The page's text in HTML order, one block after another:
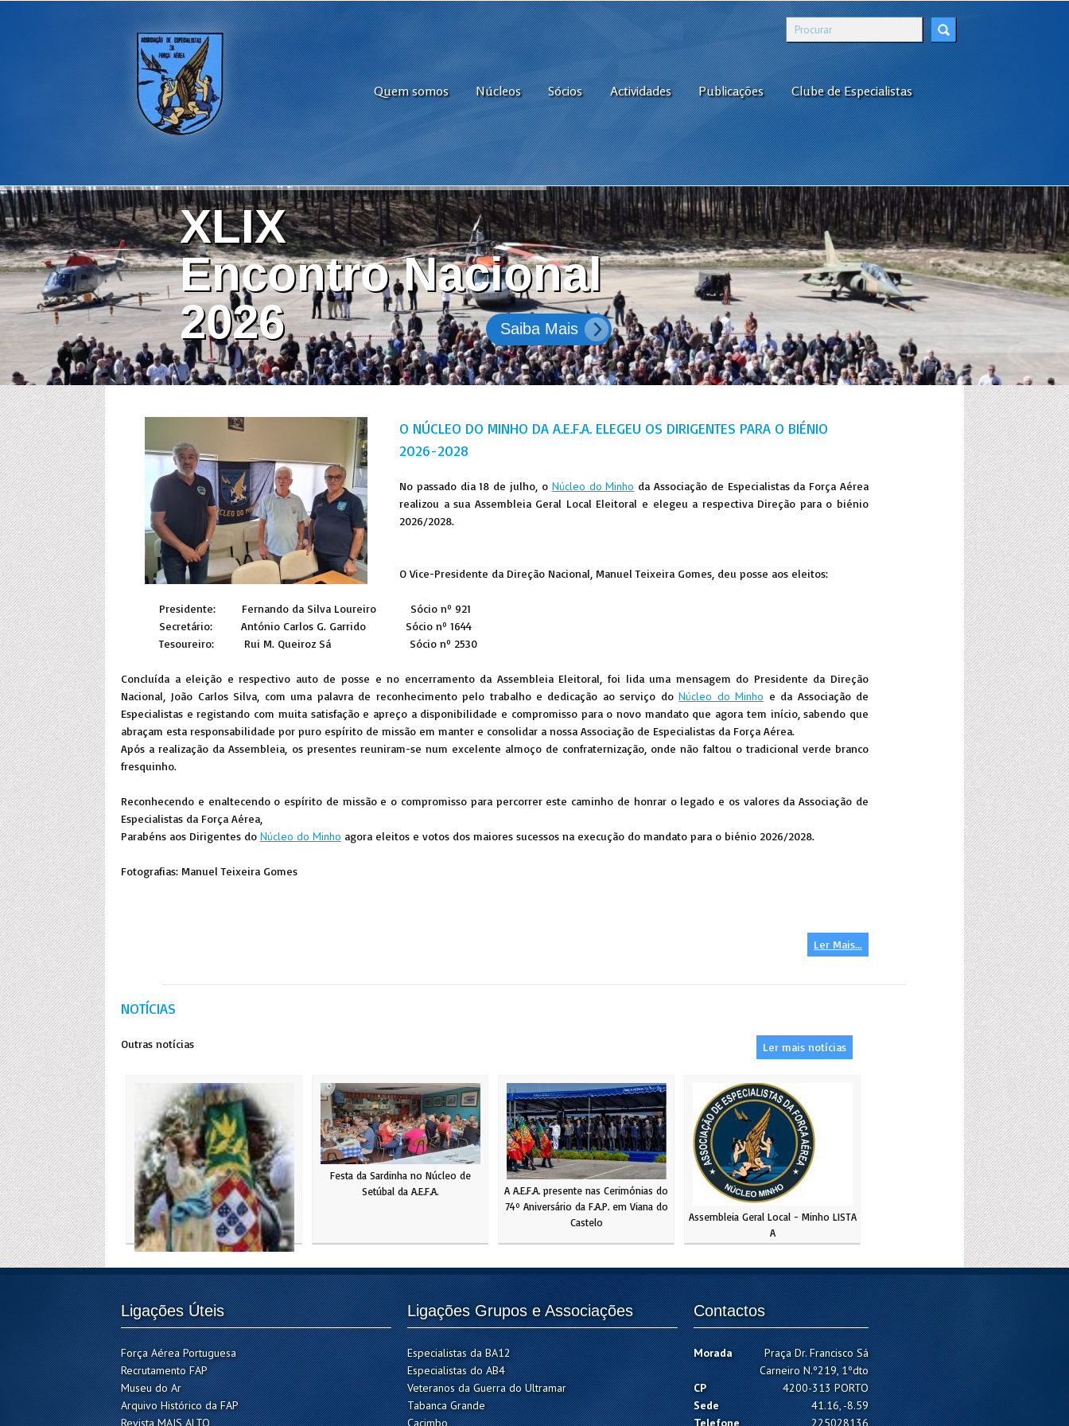
Quem somos Núcleos Sócios Actividades Publicações Clube de Especialistas
XLIX
Encontro Nacional
2026
Saiba Mais
O NÚCLEO DO MINHO DA A.E.F.A. ELEGEU OS DIRIGENTES PARA O BIÉNIO
2026-2028
No passado dia 18 de julho, o Núcleo do Minho da Associação de Especialistas da Força Aérea
realizou a sua Assembleia Geral Local Eleitoral e elegeu a respectiva Direção para o biénio
2026/2028.
O Vice-Presidente da Direção Nacional, Manuel Teixeira Gomes, deu posse aos eleitos:
Presidente: Fernando da Silva Loureiro Sócio nº 921
Secretário: António Carlos G. Garrido Sócio nº 1644
Tesoureiro: Rui M. Queiroz Sá Sócio nº 2530
Concluída a eleição e respectivo auto de posse e no encerramento da Assembleia Eleitoral, foi lida uma mensagem do Presidente da Direção
Nacional, João Carlos Silva, com uma palavra de reconhecimento pelo trabalho e dedicação ao serviço doNúcleo do Minho e da Associação de
Especialistas e registando com muita satisfação e apreço a disponibilidade e compromisso para o novo mandato que agora tem início, sabendo que
abraçam esta responsabilidade por puro espírito de missão em manter e consolidar a nossa Associação de Especialistas da Força Aérea.
Após a realização da Assembleia, os presentes reuniram-se num excelente almoço de confraternização, onde não faltou o tradicional verde branco
fresquinho.
Reconhecendo e enaltecendo o espírito de missão e o compromisso para percorrer este caminho de honrar o legado e os valores da Associação de
Especialistas da Força Aérea,
Parabéns aos Dirigentes do Núcleo do Minho agora eleitos e votos dos maiores sucessos na execução do mandato para o biénio 2026/2028.
Fotografias: Manuel Teixeira Gomes
Ler Mais...
NOTÍCIAS
Outras notícias Ler mais notícias
A.E.F.A. na Homenagem aos Jovens
Pilotos Falecidos na Serra do Carvalho
em Julho de 1955
Festa da Sardinha no Núcleo de
Setúbal da A.E.F.A.
A A.E.F.A. presente nas Cerimónias do
74º Aniversário da F.A.P. em Viana do
Castelo
Assembleia Geral Local - Minho LISTA
A
Ligações Úteis
Força Aérea Portuguesa
Recrutamento FAP
Museu do Ar
Arquivo Histórico da FAP
Revista MAIS ALTO
Ligações Grupos e Associações
Especialistas da BA12
Especialistas do AB4
Veteranos da Guerra do Ultramar
Tabanca Grande
Cacimbo
Contactos
Morada
Praça Dr. Francisco Sá
Carneiro N.º219, 1ºdto
CP
4200-313 PORTO
Sede
41.16, -8.59
Telefone
225028136